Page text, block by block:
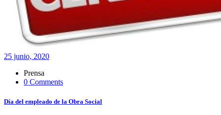
25 junio, 2020
Prensa
0 Comments
Día del empleado de la Obra Social